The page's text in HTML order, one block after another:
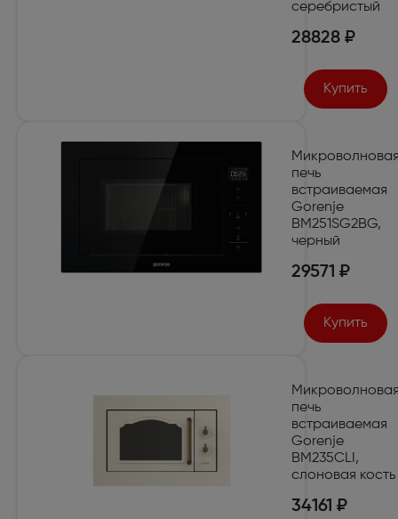
серебристый
28828 ₽
Купить
печь
встраиваемая
Gorenje
BM251SG2BG,
черный
29571 ₽
Купить
печь
встраиваемая
Gorenje
BM235CLI,
слоновая кость
34161 ₽